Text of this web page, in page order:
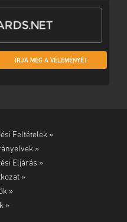
ÍRJA MEG A VÉLEMÉNYÉT
Feltételek »
»
Eljárás »
»
»
»